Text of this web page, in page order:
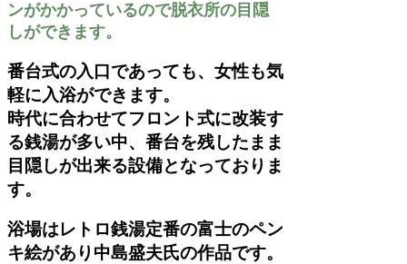
ンがかかっているので脱衣所の目隠
しができます。
番台式の入口であっても、女性も気
軽に入浴ができます。
時代に合わせてフロント式に改装す
る銭湯が多い中、番台を残したまま
目隠しが出来る設備となっておりま
す。
浴場はレトロ銭湯定番の富士のペン
キ絵があり中島盛夫氏の作品です。